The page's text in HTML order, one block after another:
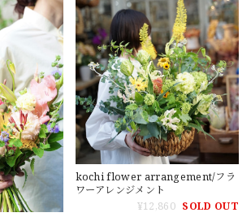
kochi flower arrangement/フラ
ワーアレンジメント
¥12,860 SOLD OUT